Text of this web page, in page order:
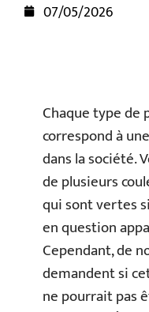
07/05/2026
Chaque type de
correspond à
dans la société.
de plusieurs
qui sont vertes
en question
Cependant, de
demandent si
ne pourrait pas